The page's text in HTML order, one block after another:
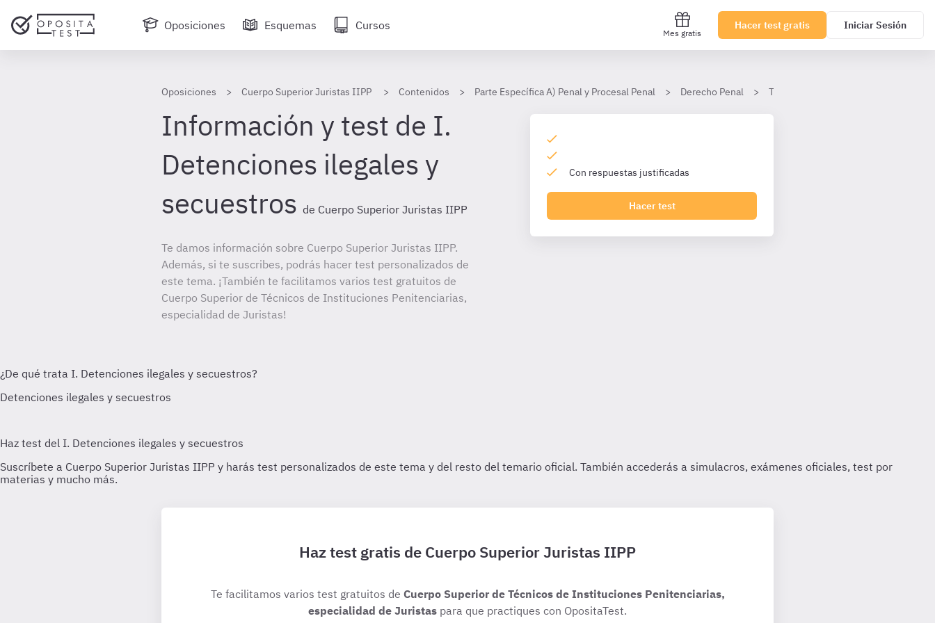
Oposiciones Esquemas Cursos
Mes gratis
Hacer test gratis Iniciar Sesión
Oposiciones Cuerpo Superior Juristas IIPP Contenidos Parte Específica A) Penal y Procesal Penal Derecho Penal Tema 17. Delitos contra la libertad:
Información y test de I.
Detenciones ilegales y
secuestros de Cuerpo Superior Juristas IIPP
Te damos información sobre Cuerpo Superior Juristas IIPP.
Además, si te suscribes, podrás hacer test personalizados de
este tema. ¡También te facilitamos varios test gratuitos de
Cuerpo Superior de Técnicos de Instituciones Penitenciarias,
especialidad de Juristas!
Con respuestas justificadas
Hacer test
Haz test gratis de Cuerpo Superior Juristas IIPP
Te facilitamos varios test gratuitos de Cuerpo Superior de Técnicos de Instituciones Penitenciarias,
especialidad de Juristas para que practiques con OpositaTest.